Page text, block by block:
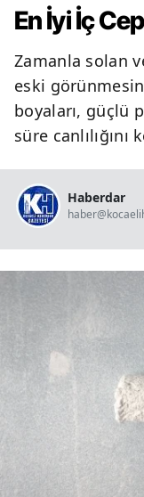
En İyi İç
Zamanla solan
eski
boyaları, güçlü
süre canlılığını
Haberdar